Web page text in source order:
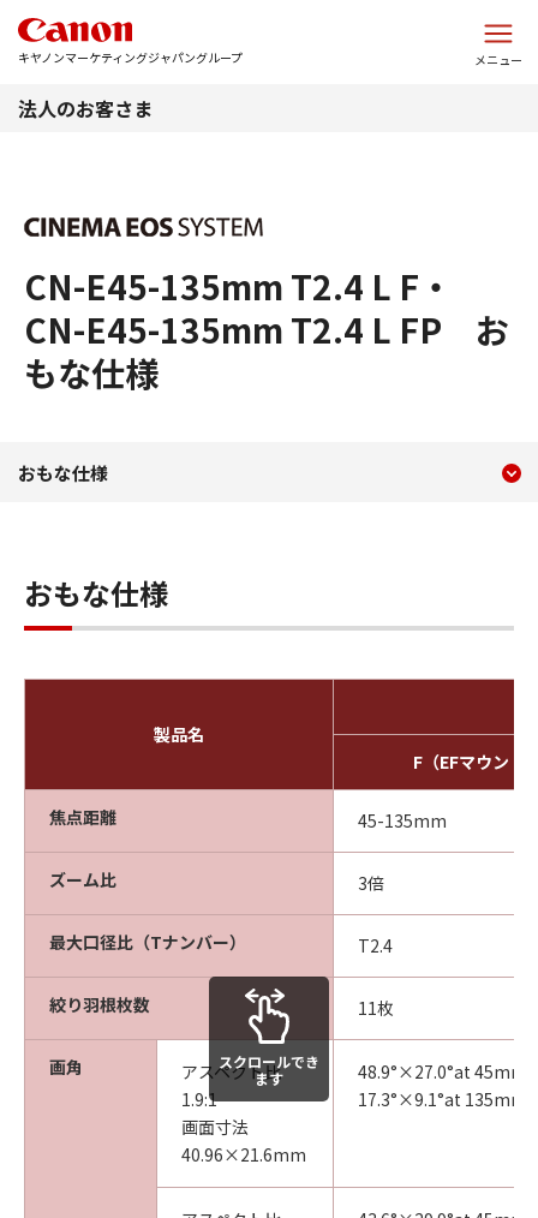
キヤノンマーケティングジャパングループ メニュー
法人のお客さま
CN-E45-135mm T2.4 L F・
CN-E45-135mm T2.4 L FP お
もな仕様
おもな仕様 CN-E45-
おもな仕様
おもな仕様
製品名
F（EFマウント
焦点距離 45-135mm
ズーム比 3倍
最大口径比（Tナンバー） T2.4
絞り羽根枚数 11枚
画角
アスペクト比
1.9:1
画面寸法
40.96×21.6mm
48.9°×27.0°at 45mm
17.3°×9.1°at 135mm
スクロールでき
ます